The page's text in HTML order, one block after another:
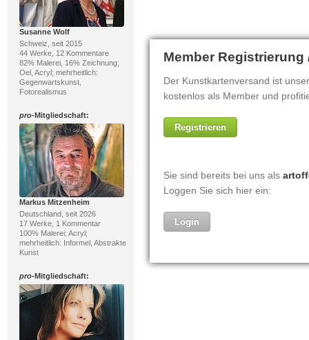
Susanne Wolf
Schweiz, seit 2015
44 Werke, 12 Kommentare
82% Malerei, 16% Zeichnung;
Oel, Acryl; mehrheitlich:
Gegenwartskunst,
Fotorealismus
pro-Mitgliedschaft:
Markus Mitzenheim
Deutschland, seit 2026
17 Werke, 1 Kommentar
100% Malerei; Acryl;
mehrheitlich: Informel, Abstrakte
Kunst
pro-Mitgliedschaft: